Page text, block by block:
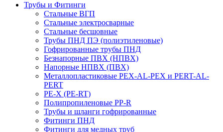
Трубы и Фитинги
Стальные ВГП
Стальные электросварные
Стальные бесшовные
Трубы ПНД ПЭ (полиэтиленовые)
Гофрированные трубы ПНД
Безнапорные ПВХ (НПВХ)
Напорные НПВХ (ПВХ)
Металлопластиковые PEX-AL-PEX и PERT-AL-
PERT
PE-X (PE-RT)
Полипропиленовые PP-R
Трубы и шланги гофрированные
Фитинги ПНД
Фитинги для медных труб